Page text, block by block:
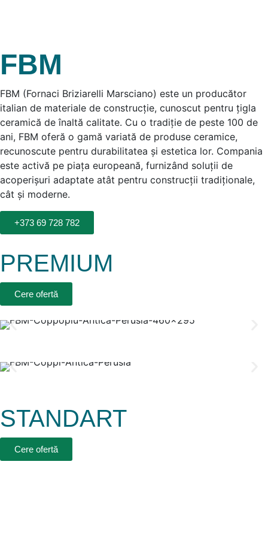
FBM
FBM (Fornaci Briziarelli Marsciano) este un producător
italian de materiale de construcție, cunoscut pentru țigla
ceramică de înaltă calitate. Cu o tradiție de peste 100 de
ani, FBM oferă o gamă variată de produse ceramice,
recunoscute pentru durabilitatea și estetica lor. Compania
este activă pe piața europeană, furnizând soluții de
acoperișuri adaptate atât pentru construcții tradiționale,
cât și moderne.
+373 69 728 782
PREMIUM
Cere ofertă
STANDART
Cere ofertă